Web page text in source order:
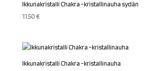
Ikkunakristalli Chakra -kristallinauha sydän
11,50€
Ikkunakristalli Chakra -kristallinauha